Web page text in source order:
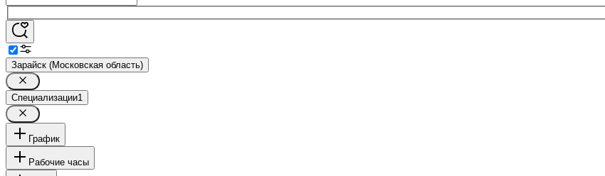
Зарайск (Московская область)
Специализации1
График
Рабочие часы